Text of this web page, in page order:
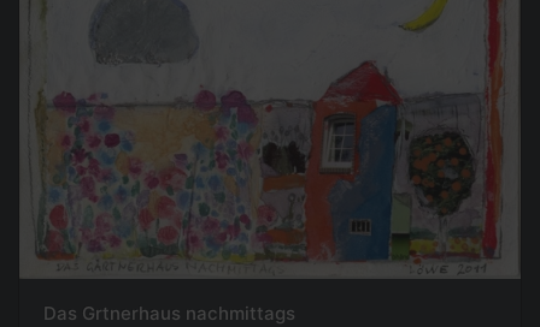
Das Grtnerhaus nachmittags